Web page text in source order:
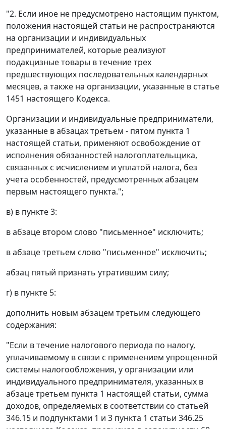
"2. Если иное не предусмотрено настоящим пунктом,
положения настоящей статьи не распространяются
на организации и индивидуальных
предпринимателей, которые реализуют
подакцизные товары в течение трех
предшествующих последовательных календарных
месяцев, а также на организации, указанные в статье
1451 настоящего Кодекса.
Организации и индивидуальные предприниматели,
указанные в абзацах третьем - пятом пункта 1
настоящей статьи, применяют освобождение от
исполнения обязанностей налогоплательщика,
связанных с исчислением и уплатой налога, без
учета особенностей, предусмотренных абзацем
первым настоящего пункта.";
в) в пункте 3:
в абзаце втором слово "письменное" исключить;
в абзаце третьем слово "письменное" исключить;
абзац пятый признать утратившим силу;
г) в пункте 5:
дополнить новым абзацем третьим следующего
содержания:
"Если в течение налогового периода по налогу,
уплачиваемому в связи с применением упрощенной
системы налогообложения, у организации или
индивидуального предпринимателя, указанных в
абзаце третьем пункта 1 настоящей статьи, сумма
доходов, определяемых в соответствии со статьей
346.15 и подпунктами 1 и 3 пункта 1 статьи 346.25